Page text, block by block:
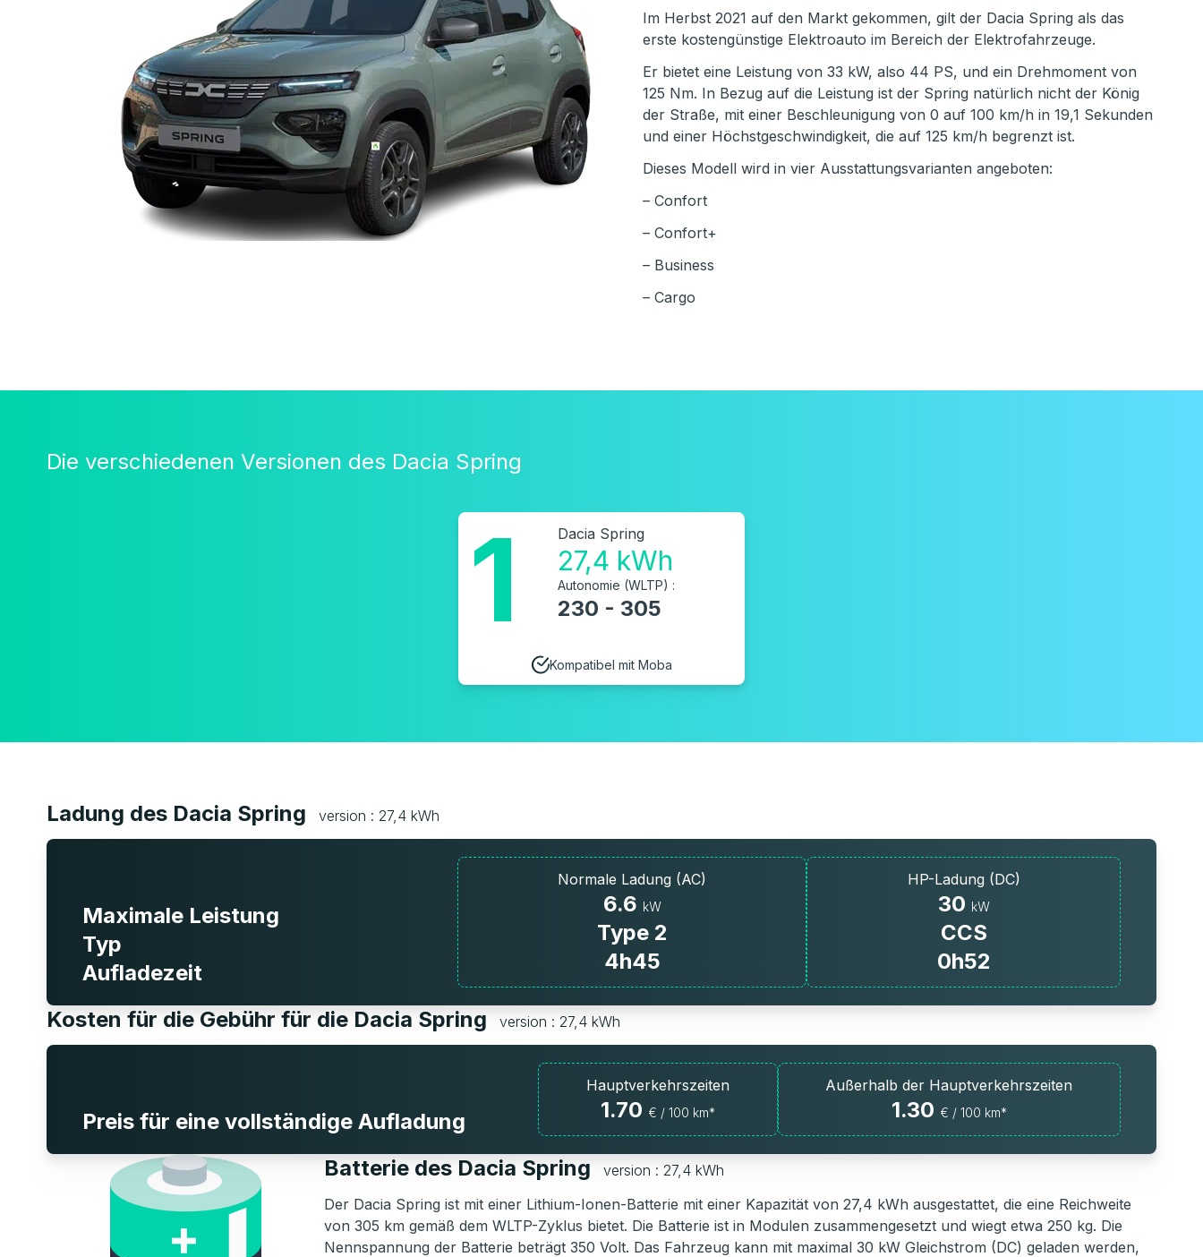
Im Herbst 2021 auf den Markt gekommen, gilt der Dacia Spring als das
erste kostengünstige Elektroauto im Bereich der Elektrofahrzeuge.
Er bietet eine Leistung von 33 kW, also 44 PS, und ein Drehmoment von
125 Nm. In Bezug auf die Leistung ist der Spring natürlich nicht der König
der Straße, mit einer Beschleunigung von 0 auf 100 km/h in 19,1 Sekunden
und einer Höchstgeschwindigkeit, die auf 125 km/h begrenzt ist.
Dieses Modell wird in vier Ausstattungsvarianten angeboten:
– Confort
– Confort+
– Business
– Cargo
Die verschiedenen Versionen des Dacia Spring
1 Dacia Spring
27,4 kWh
Autonomie (WLTP) :
230 - 305
Kompatibel mit Moba
Ladung des Dacia Spring version : 27,4 kWh
Maximale Leistung
Typ
Aufladezeit
Normale Ladung (AC)
6.6 kW
Type 2
4h45
HP-Ladung (DC)
30 kW
CCS
0h52
Kosten für die Gebühr für die Dacia Spring version : 27,4 kWh
Preis für eine vollständige Aufladung
Hauptverkehrszeiten
1.70 € / 100 km*
Außerhalb der Hauptverkehrszeiten
1.30 € / 100 km*
Batterie des Dacia Spring
version : 27,4 kWh
Der Dacia Spring ist mit einer Lithium-Ionen-Batterie mit einer Kapazität von 27,4 kWh ausgestattet, die eine Reichweite
von 305 km gemäß dem WLTP-Zyklus bietet. Die Batterie ist in Modulen zusammengesetzt und wiegt etwa 250 kg. Die
Nennspannung der Batterie beträgt 350 Volt. Das Fahrzeug kann mit maximal 30 kW Gleichstrom (DC) geladen werden,